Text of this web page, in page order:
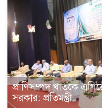
প্রাণিসম্পদ খাতকে
সরকার: প্রতিমন্ত্রী